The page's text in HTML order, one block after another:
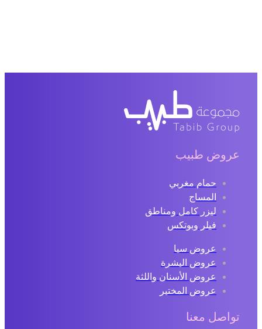
عروض طبيب
حمام مغربي
المساج
ليزر كامل ومناطق
فيلر وبوتكس
عروض سبا
عروض البشرة
عروض الأسنان واللثة
عروض المختبر
تواصل معنا